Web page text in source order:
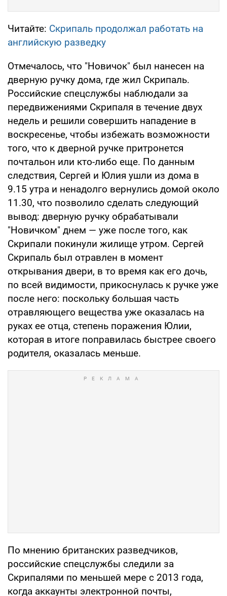
Читайте: Скрипаль продолжал работать на
английскую разведку
Отмечалось, что "Новичок" был нанесен на
дверную ручку дома, где жил Скрипаль.
Российские спецслужбы наблюдали за
передвижениями Скрипаля в течение двух
недель и решили совершить нападение в
воскресенье, чтобы избежать возможности
того, что к дверной ручке притронется
почтальон или кто-либо еще. По данным
следствия, Сергей и Юлия ушли из дома в
9.15 утра и ненадолго вернулись домой около
11.30, что позволило сделать следующий
вывод: дверную ручку обрабатывали
"Новичком" днем — уже после того, как
Скрипали покинули жилище утром. Сергей
Скрипаль был отравлен в момент
открывания двери, в то время как его дочь,
по всей видимости, прикоснулась к ручке уже
после него: поскольку большая часть
отравляющего вещества уже оказалась на
руках ее отца, степень поражения Юлии,
которая в итоге поправилась быстрее своего
родителя, оказалась меньше.
По мнению британских разведчиков,
российские спецслужбы следили за
Скрипалями по меньшей мере с 2013 года,
когда аккаунты электронной почты,